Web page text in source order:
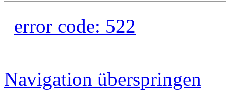
error code: 522
Navigation überspringen